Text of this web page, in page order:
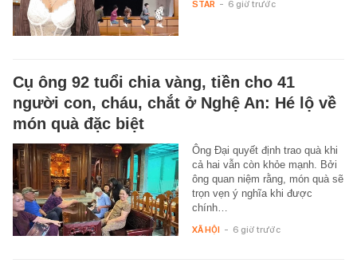
STAR - 6 giờ trước
Cụ ông 92 tuổi chia vàng, tiền cho 41
người con, cháu, chắt ở Nghệ An: Hé lộ về
món quà đặc biệt
Ông Đại quyết định trao quà khi
cả hai vẫn còn khỏe mạnh. Bởi
ông quan niệm rằng, món quà sẽ
trọn vẹn ý nghĩa khi được
chính…
XÃ HỘI - 6 giờ trước